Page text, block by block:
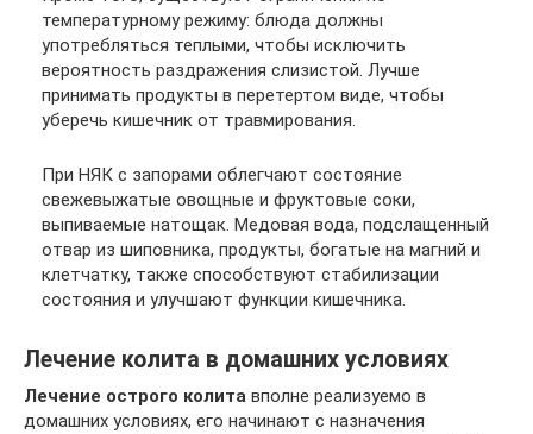
температурному режиму: блюда должны
употребляться теплыми, чтобы исключить
вероятность раздражения слизистой. Лучше
принимать продукты в перетертом виде, чтобы
уберечь кишечник от травмирования.
При НЯК с запорами облегчают состояние
свежевыжатые овощные и фруктовые соки,
выпиваемые натощак. Медовая вода, подслащенный
отвар из шиповника, продукты, богатые на магний и
клетчатку, также способствуют стабилизации
состояния и улучшают функции кишечника.
Лечение колита в домашних условиях
Лечение острого колита вполне реализуемо в
домашних условиях, его начинают с назначения